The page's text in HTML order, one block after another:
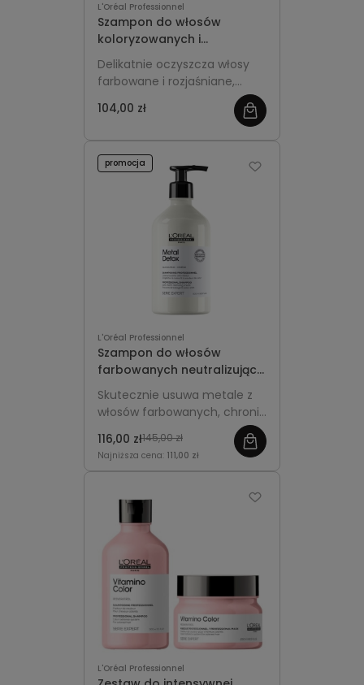
L'Oréal Professionnel
Szampon do włosów
koloryzowanych i
rozjaśnianych 300ml -
L'Oréal Professionnel
Vitamino Color
Delikatnie oczyszcza włosy
farbowane i rozjaśniane,
koloru. Zapobiega
gładkość i zdrowy blask.
104,00 zł
L'Oréal Professionnel
Szampon do włosów
farbowanych neutralizujący
metale 500ml z pompką -
L'Oréal Professionnel Metal
Detox
Skutecznie usuwa metale z
włosów farbowanych, chroni
kolor i poprawia kondycję
włosów.
116,00 zł145,00 zł
Najniższa cena: 111,00 zł
promocja
L'Oréal Professionnel